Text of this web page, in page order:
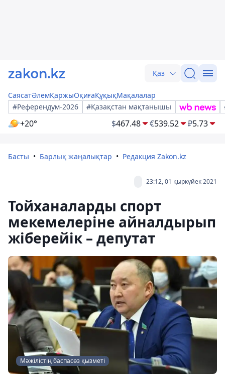
Қаз
СаясатӘлемҚаржыОқиғаҚұқықМақалалар
#Референдум-2026
#Қазақстан мақтанышы
+20° $467.48 €539.52 ₽5.73
Басты Барлық жаңалықтар Редакция Zakon.kz
23:12, 01 қыркүйек 2021
Тойханаларды спорт
мекемелеріне айналдырып
жіберейік – депутат
Мәжілістің баспасөз қызметі